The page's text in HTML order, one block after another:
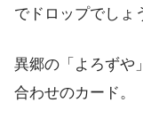
でドロップでしょ
異郷の「よろずや
合わせのカード。